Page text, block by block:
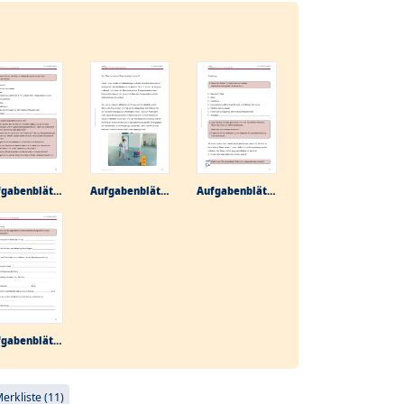
Aufgabenblätter Aufgabenblätter Aufgabenblätter
Aufgabenblätter
(11)